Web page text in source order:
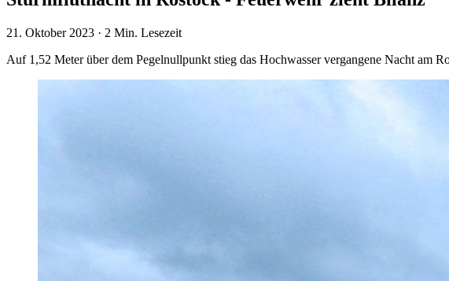
21. Oktober 2023 · 2 Min. Lesezeit
Auf 1,52 Meter über dem Pegelnullpunkt stieg das Hochwasser vergangene Nacht am